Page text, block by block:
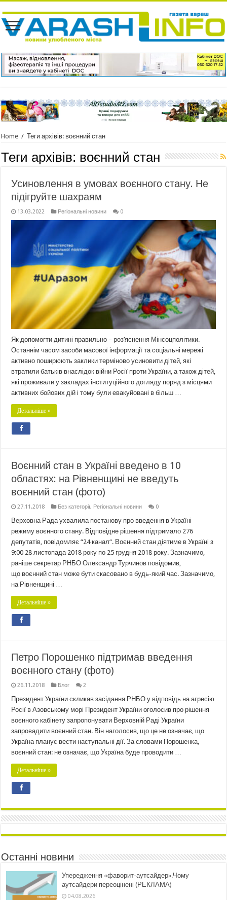
Home / Теги архівів: воєнний стан
Теги архівів: воєнний стан
Усиновлення в умовах воєнного стану. Не
підігруйте шахраям
13.03.2022 Регіональні новини 0
Як допомогти дитині правильно – роз’яснення Мінсоцполітики.
Останнім часом засоби масової інформації та соціальні мережі
активно поширюють заклики терміново усиновити дітей, які
втратили батьків внаслідок війни Росії проти України, а також дітей,
які проживали у закладах інституційного догляду поряд з місцями
активних бойових дій і тому були евакуйовані в більш …
Детальніше »
Воєнний стан в Україні введено в 10
областях: на Рівненщині не введуть
воєнний стан (фото)
27.11.2018 Без категорії, Регіональні новини 0
Верховна Рада ухвалила постанову про введення в Україні
режиму воєнного стану. Відповідне рішення підтримало 276
депутатів, повідомляє “24 канал“. Воєнний стан діятиме в Україні з
9:00 28 листопада 2018 року по 25 грудня 2018 року. Зазначимо,
раніше секретар РНБО Олександр Турчинов повідомив,
що воєнний стан може бути скасовано в будь-який час. Зазначимо,
на Рівненщині …
Детальніше »
Петро Порошенко підтримав введення
воєнного стану (фото)
26.11.2018 Блог 2
Президент України скликав засідання РНБО у відповідь на агресію
Росії в Азовському морі Президент України оголосив про рішення
воєнного кабінету запропонувати Верховній Раді України
запровадити воєнний стан. Він наголосив, що це не означає, що
Україна планує вести наступальні дії. За словами Порошенка,
воєнний стан: не означає, що Україна буде проводити …
Детальніше »
Останні новини
Упередження «фаворит-аутсайдер».Чому
аутсайдери переоцінені (РЕКЛАМА)
04.08.2026